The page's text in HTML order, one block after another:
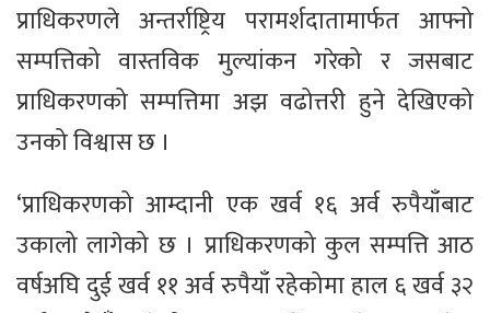
प्राधिकरणले अन्तर्राष्ट्रिय परामर्शदातामार्फत आफ्नो
सम्पत्तिको वास्तविक मुल्यांकन गरेको र जसबाट
प्राधिकरणको सम्पत्तिमा अझ वढोत्तरी हुने देखिएको
उनको विश्वास छ ।
‘प्राधिकरणको आम्दानी एक खर्व १६ अर्व रुपैयाँबाट
उकालो लागेको छ । प्राधिकरणको कुल सम्पत्ति आठ
वर्षअघि दुई खर्व ११ अर्व रुपैयाँ रहेकोमा हाल ६ खर्व ३२